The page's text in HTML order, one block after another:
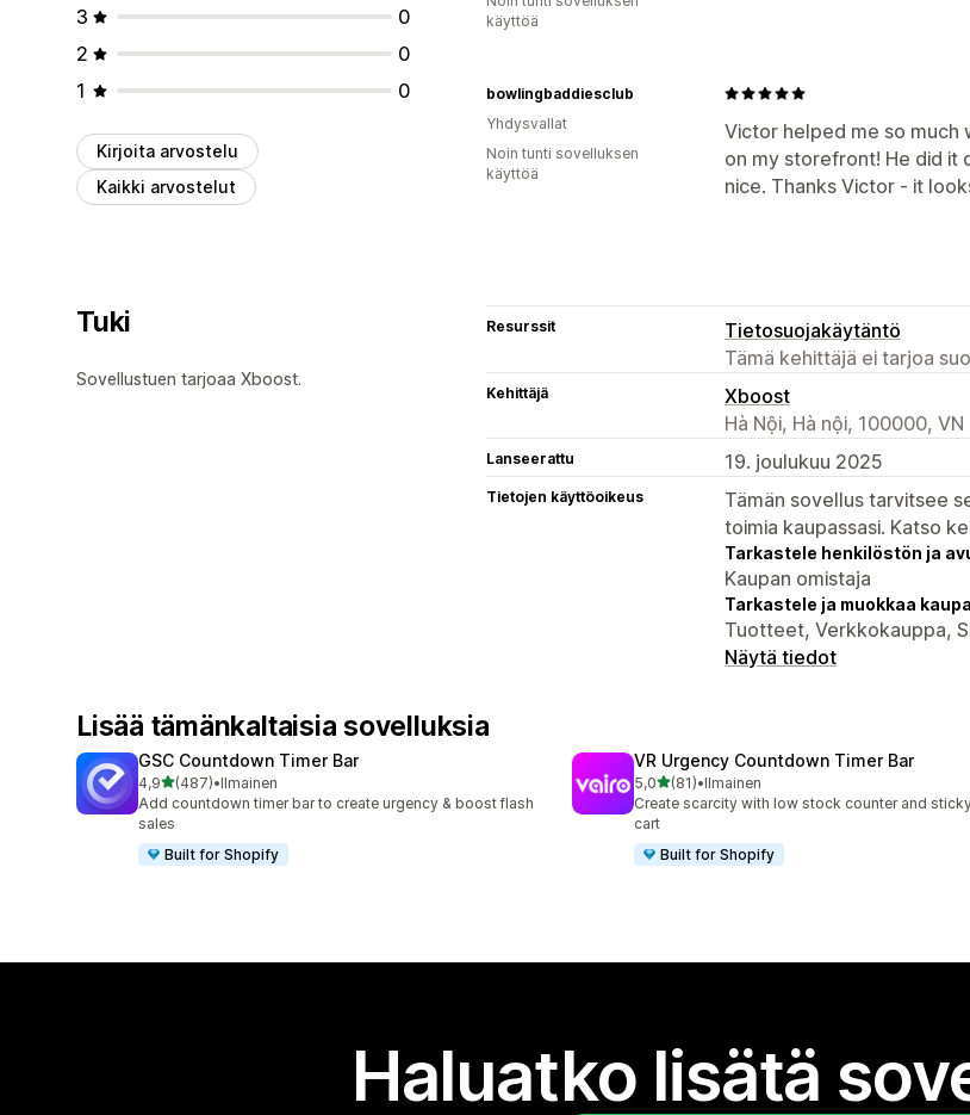
3
0
2
0
1
0
Kirjoita arvostelu
Kaikki arvostelut
käyttöä
Victor helped me so
on my storefront! He did it
nice. Thanks Victor - it
bowlingbaddiesclub
Yhdysvallat
Noin tunti sovelluksen
käyttöä
Tuki
Sovellustuen tarjoaa Xboost.
Resurssit
Tietosuojakäytäntö
Tämä kehittäjä ei tarjoa
Kehittäjä
Xboost
Hà Nội, Hà nội, 100000, VN
Lanseerattu 19. joulukuu 2025
Tietojen käyttöoikeus
Tämän sovellus tarvitsee
toimia kaupassasi. Katso
Tarkastele henkilöstön ja
Kaupan omistaja
Tarkastele ja muokkaa
Tuotteet, Verkkokauppa,
Näytä tiedot
Lisää tämänkaltaisia sovelluksia
GSC Countdown Timer Bar
4,9/ 5 tähteä
(487)
487 arvostelua yhteensä
•Ilmainen
Add countdown timer bar to create urgency & boost flash
sales
Built for Shopify
VR Urgency Countdown Timer Bar
5,0/ 5 tähteä
(81)
81 arvostelua yhteensä
•Ilmainen
Create scarcity with low stock counter and
cart
Built for Shopify
Haluatko lisätä